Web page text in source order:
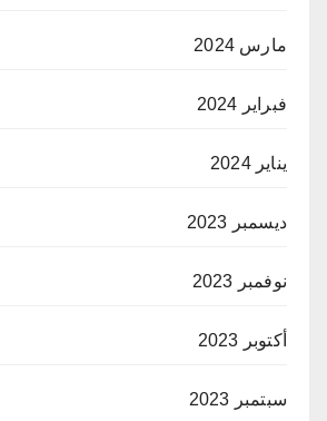
مارس 2024
فبراير 2024
يناير 2024
ديسمبر 2023
نوفمبر 2023
أكتوبر 2023
سبتمبر 2023